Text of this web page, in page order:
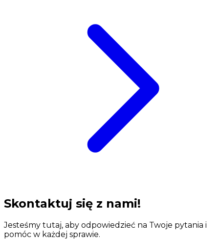
Skontaktuj się z nami!
Jesteśmy tutaj, aby odpowiedzieć na Twoje pytania i
pomóc w każdej sprawie.